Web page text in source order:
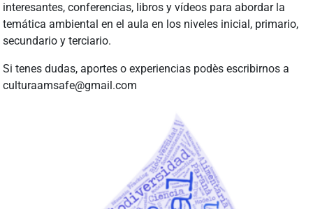
interesantes, conferencias, libros y vídeos para abordar la
temática ambiental en el aula en los niveles inicial, primario,
secundario y terciario.
Si tenes dudas, aportes o experiencias podès escribirnos a
culturaamsafe@gmail.com